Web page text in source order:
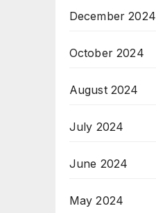
December 2024
October 2024
August 2024
July 2024
June 2024
May 2024